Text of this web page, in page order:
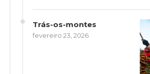
Trás-os-montes
fevereiro 23, 2026